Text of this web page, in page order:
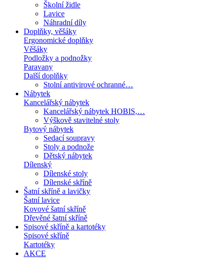
Školní židle
Lavice
Náhradní díly
Doplňky, věšáky
Ergonomické doplňky
Věšáky
Podložky a podnožky
Paravany
Další doplňky
Stolní antivirové ochranné…
Nábytek
Kancelářský nábytek
Kancelářský nábytek HOBIS,…
Výškově stavitelné stoly
Bytový nábytek
Sedací soupravy
Stoly a podnože
Dětský nábytek
Dílenský
Dílenské stoly
Dílenské skříně
Šatní skříně a lavičky
Šatní lavice
Kovové šatní skříně
Dřevěné šatní skříně
Spisové skříně a kartotéky
Spisové skříně
Kartotéky
AKCE